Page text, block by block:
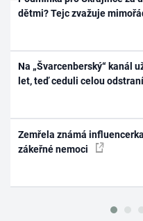
dětmi? Tejc zvažuje
Na „Švarcenberský“ kanál
let, teď ceduli celou
Zemřela známá
zákeřné nemoci